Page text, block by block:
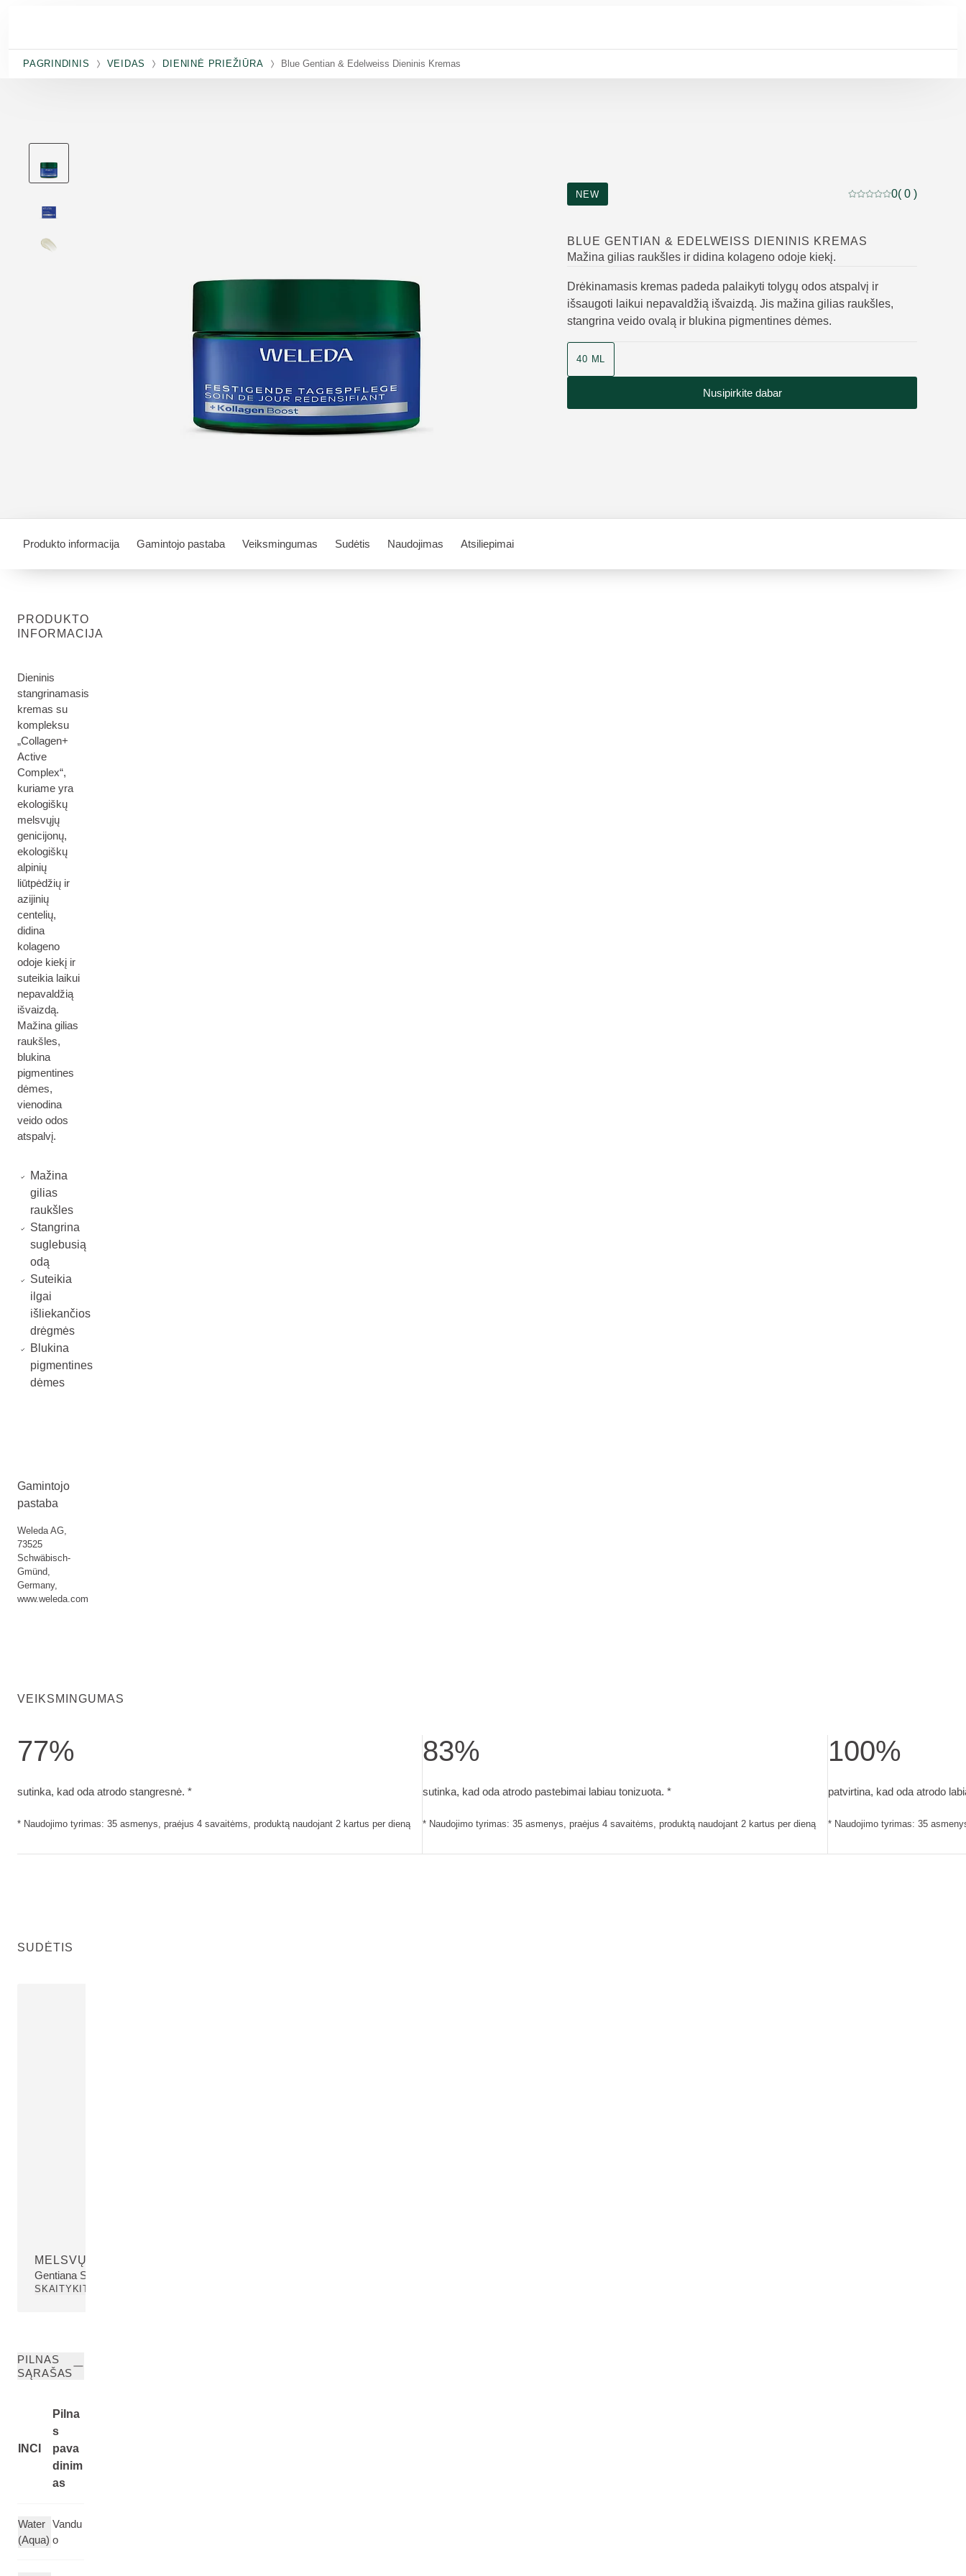
PAGRINDINIS VEIDAS DIENINĖ PRIEŽIŪRA Blue Gentian & Edelweiss Dieninis Kremas
NEW
Dabartinis
0( 0 )
BLUE GENTIAN & EDELWEISS DIENINIS KREMAS
Mažina gilias raukšles ir didina kolageno odoje kiekį.
Drėkinamasis kremas padeda palaikyti tolygų odos atspalvį ir
išsaugoti laikui nepavaldžią išvaizdą. Jis mažina gilias raukšles,
stangrina veido ovalą ir blukina pigmentines dėmes.
40 ML
Nusipirkite dabar
Produkto informacija Gamintojo pastaba Veiksmingumas Sudėtis Naudojimas Atsiliepimai
PRODUKTO
INFORMACIJA
Dieninis
stangrinamasis
kremas su
kompleksu
„Collagen+
Active
Complex“,
kuriame yra
ekologiškų
melsvųjų
genicijonų,
ekologiškų
alpinių
liūtpėdžių ir
azijinių
centelių,
didina
kolageno
odoje kiekį ir
suteikia laikui
nepavaldžią
išvaizdą.
Mažina gilias
raukšles,
blukina
pigmentines
dėmes,
vienodina
veido odos
atspalvį.
Mažina
gilias
raukšles
Stangrina
suglebusią
odą
Suteikia
ilgai
išliekančios
drėgmės
Blukina
pigmentines
dėmes
Gamintojo
pastaba
Weleda AG,
73525
Schwäbisch-
Gmünd,
Germany,
www.weleda.com
VEIKSMINGUMAS
77%
sutinka, kad oda atrodo stangresnė. *
* Naudojimo tyrimas: 35 asmenys, praėjus 4 savaitėms, produktą naudojant 2 kartus per dieną
83%
sutinka, kad oda atrodo pastebimai labiau tonizuota. *
* Naudojimo tyrimas: 35 asmenys, praėjus 4 savaitėms, produktą naudojant 2 kartus per dieną
100%
patvirtina, kad oda atrodo
* Naudojimo tyrimas: 35
SUDĖTIS
MELSVŲJŲ GENCIJONŲ EKSTRAKTAS
Gentiana Septemfida Flower/Leaf/Stem Extract
SKAITYKITE DAUGIAU
PILNAS
SĄRAŠAS
INCI
Pilna
s
pava
dinim
as
Water
(Aqua)
Vandu
o